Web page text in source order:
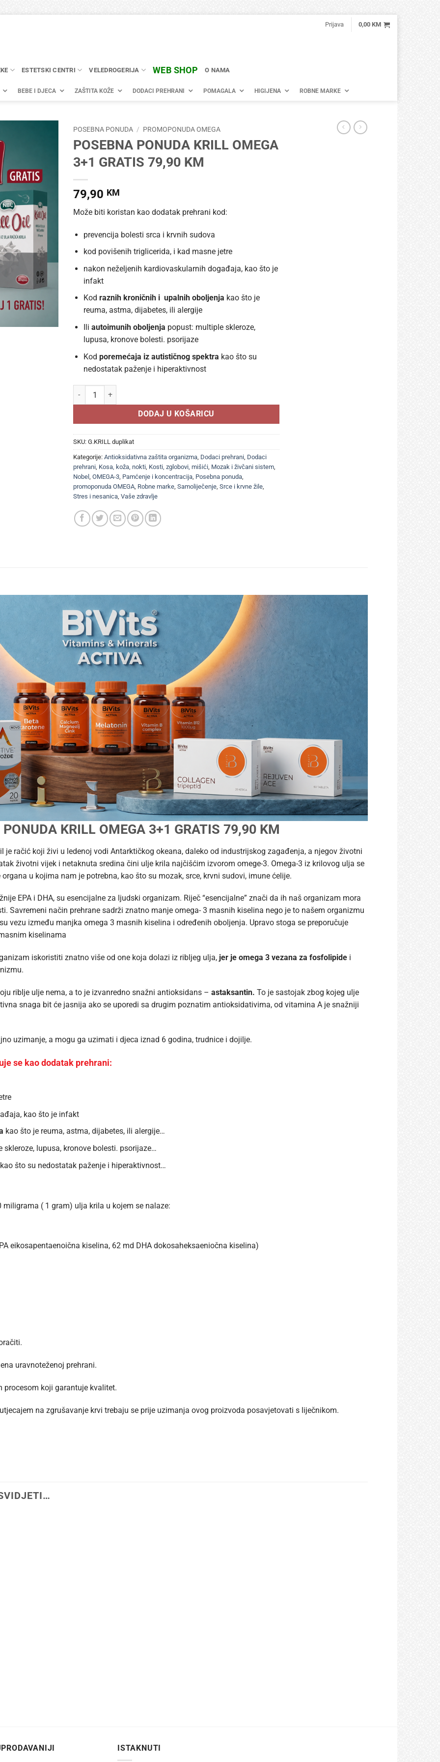
Prijava 0,00 KM
ESTETSKI CENTRI VELEDROGERIJA WEB SHOP O NAMA
BEBE I DJECA ZAŠTITA KOŽE DODACI PREHRANI POMAGALA HIGIJENA ROBNE MARKE
POSEBNA PONUDA / PROMOPONUDA OMEGA
POSEBNA PONUDA KRILL OMEGA
3+1 GRATIS 79,90 KM
79,90 KM
Može biti koristan kao dodatak prehrani kod:
prevencija bolesti srca i krvnih sudova
kod povišenih triglicerida, i kad masne jetre
nakon neželjenih kardiovaskularnih događaja, kao što je
infakt
Kod raznih kroničnih i upalnih oboljenja kao što je
reuma, astma, dijabetes, ili alergije
Ili autoimunih oboljenja popust: multiple skleroze,
lupusa, kronove bolesti. psorijaze
Kod poremećaja iz autističnog spektra kao što su
nedostatak paženje i hiperaktivnost
POSEBNA PONUDA KRILL OMEGA 3+1 GRATIS 79,90 KM količina
DODAJ U KOŠARICU
SKU: G.KRILL duplikat
Kategorije: Antioksidativna zaštita organizma, Dodaci prehrani, Dodaci
prehrani, Kosa, koža, nokti, Kosti, zglobovi, mišići, Mozak i živčani sistem,
Nobel , OMEGA-3, Pamćenje i koncentracija, Posebna ponuda,
promoponuda OMEGA, Robne marke, Samoliječenje, Srce i krvne žile,
Stres i nesanica, Vaše zdravlje
PONUDA KRILL OMEGA 3+1 GRATIS 79,90 KM
je račić koji živi u ledenoj vodi Antarktičkog okeana, daleko od industrijskog zagađenja, a njegov životni
životni vijek i netaknuta sredina čini ulje krila najčišćim izvorom omege-3. Omega-3 iz krilovog ulja se
u kojima nam je potrebna, kao što su mozak, srce, krvni sudovi, imune ćelije.
EPA i DHA, su esencijalne za ljudski organizam. Riječ “esencijalne” znači da ih naš organizam mora
Savremeni način prehrane sadrži znatno manje omega- 3 masnih kiselina nego je to našem organizmu
vezu između manjka omega 3 masnih kiselina i određenih oboljenja. Upravo stoga se preporučuje
kiselinama
iskoristiti znatno više od one koja dolazi iz ribljeg ulja, jer je omega 3 vezana za fosfolipide i
riblje ulje nema, a to je izvanredno snažni antioksidans – astaksantin. To je sastojak zbog kojeg ulje
snaga bit će jasnija ako se uporedi sa drugim poznatim antioksidativima, od vitamina A je snažniji
uzimanje, a mogu ga uzimati i djeca iznad 6 godina, trudnice i dojilje.
se kao dodatak prehrani:
kao što je infakt
kao što je reuma, astma, dijabetes, ili alergije…
lupusa, kronove bolesti. psorijaze…
što su nedostatak paženje i hiperaktivnost…
( 1 gram) ulja krila u kojem se nalaze:
eikosapentaenoična kiselina, 62 md DHA dokosaheksaeniočna kiselina)
uravnoteženoj prehrani.
procesom koji garantuje kvalitet.
na zgrušavanje krvi trebaju se prije uzimanja ovog proizvoda posavjetovati s liječnikom.
ISTAKNUTI